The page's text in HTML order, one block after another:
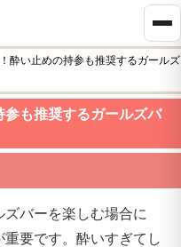
酔い止めの持参も推奨するガールズ
も推奨するガールズバ
バーを楽しむ場合に
要です。酔いすぎてし